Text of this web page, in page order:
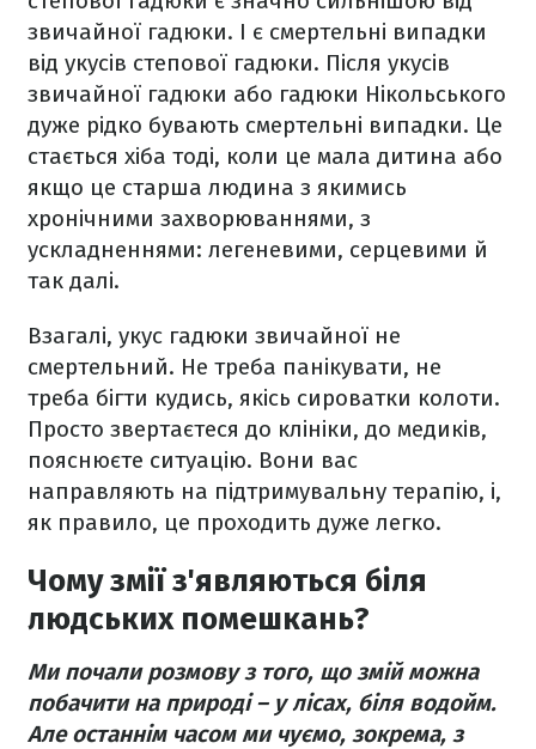
звичайної гадюки. І є смертельні випадки
від укусів степової гадюки. Після укусів
звичайної гадюки або гадюки Нікольського
дуже рідко бувають смертельні випадки. Це
стається хіба тоді, коли це мала дитина або
якщо це старша людина з якимись
хронічними захворюваннями, з
ускладненнями: легеневими, серцевими й
так далі.
Взагалі, укус гадюки звичайної не
смертельний. Не треба панікувати, не
треба бігти кудись, якісь сироватки колоти.
Просто звертаєтеся до клініки, до медиків,
пояснюєте ситуацію. Вони вас
направляють на підтримувальну терапію, і,
як правило, це проходить дуже легко.
Чому змії з'являються біля
людських помешкань?
Ми почали розмову з того, що змій можна
побачити на природі – у лісах, біля водойм.
Але останнім часом ми чуємо, зокрема, з